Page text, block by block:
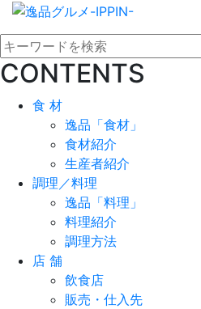
CONTENTS
食 材
逸品「食材」
食材紹介
生産者紹介
調理／料理
逸品「料理」
料理紹介
調理方法
店 舗
飲食店
販売・仕入先